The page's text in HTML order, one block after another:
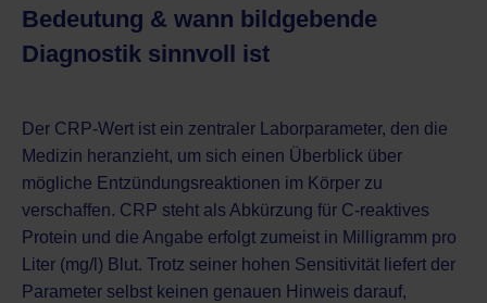
Bedeutung & wann bildgebende
Diagnostik sinnvoll ist
Der CRP-Wert ist ein zentraler Laborparameter, den die
Medizin heranzieht, um sich einen Überblick über
mögliche Entzündungsreaktionen im Körper zu
verschaffen. CRP steht als Abkürzung für C-reaktives
Protein und die Angabe erfolgt zumeist in Milligramm pro
Liter (mg/l) Blut. Trotz seiner hohen Sensitivität liefert der
Parameter selbst keinen genauen Hinweis darauf,